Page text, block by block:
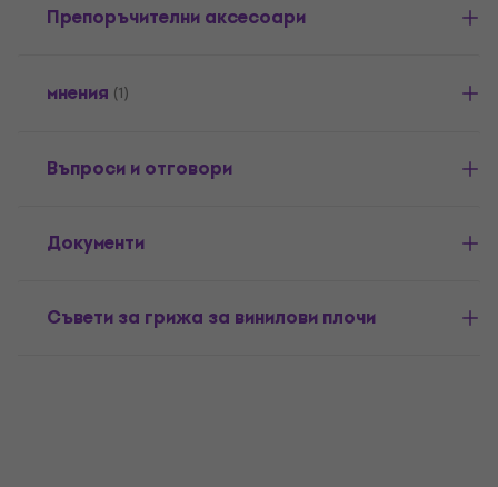
Препоръчителни аксесоари
мнения (1)
Въпроси и отговори
Документи
Съвети за грижа за винилови плочи